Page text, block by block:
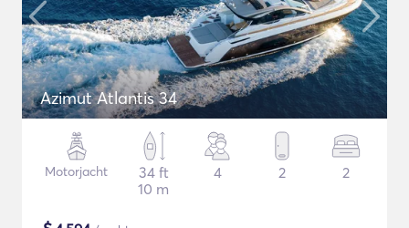
Azimut Atlantis 34
Motorjacht
34 ft
10 m
4 2 2